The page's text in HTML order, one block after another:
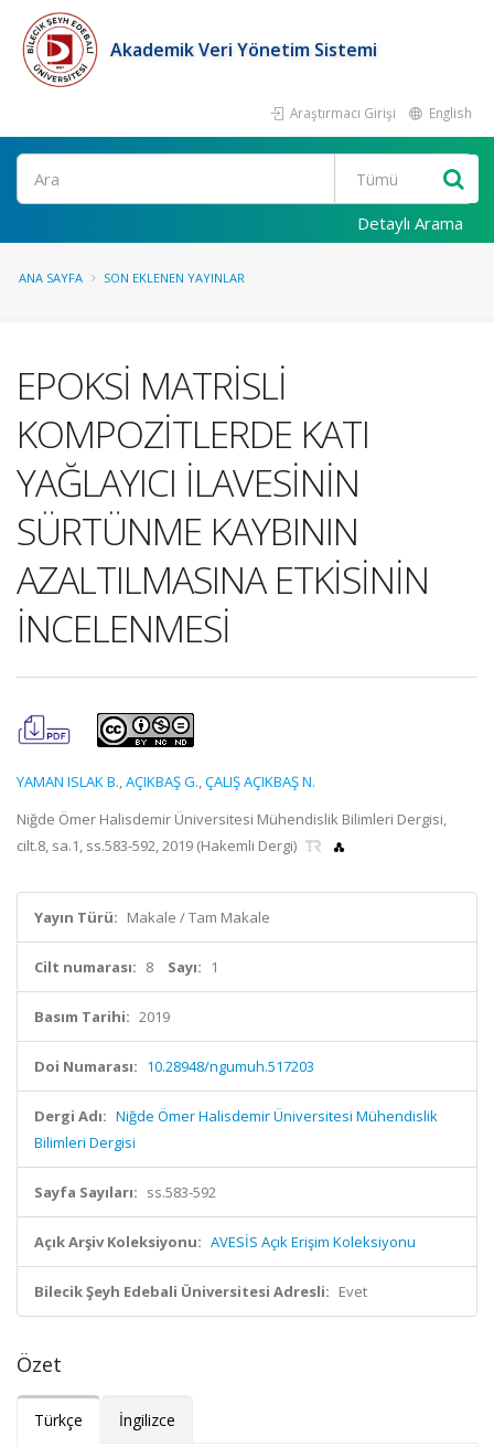
Akademik Veri Yönetim Sistemi
Araştırmacı Girişi English
Ara
Detaylı Arama
ANA SAYFA SON EKLENEN YAYINLAR
EPOKSİ MATRİSLİ
KOMPOZİTLERDE KATI
YAĞLAYICI İLAVESİNİN
SÜRTÜNME KAYBININ
AZALTILMASINA ETKİSİNİN
İNCELENMESİ
YAMAN ISLAK B.,AÇIKBAŞ G.,ÇALIŞ AÇIKBAŞ N.
Niğde Ömer Halisdemir Üniversitesi Mühendislik Bilimleri Dergisi,
cilt.8, sa.1, ss.583-592, 2019 (Hakemli Dergi)
Yayın Türü: Makale / Tam Makale
Cilt numarası: 8 Sayı: 1
Basım Tarihi: 2019
Doi Numarası: 10.28948/ngumuh.517203
Dergi Adı: Niğde Ömer Halisdemir Üniversitesi Mühendislik
Bilimleri Dergisi
Sayfa Sayıları: ss.583-592
Açık Arşiv Koleksiyonu: AVESİS Açık Erişim Koleksiyonu
Bilecik Şeyh Edebali Üniversitesi Adresli: Evet
Özet
Türkçe İngilizce